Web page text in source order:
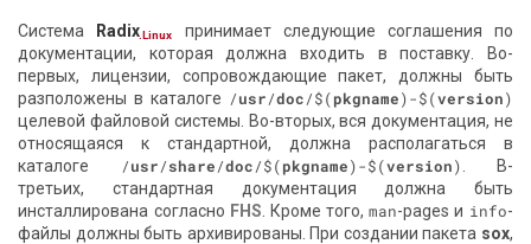
Система Radix.Linux
принимает следующие соглашения по
документации, которая должна входить в поставку. Во-
первых, лицензии, сопровождающие пакет, должны быть
разположены в каталоге /usr/doc/$(pkgname)-$(version)
целевой файловой системы. Во-вторых, вся документация, не
относящаяся к стандартной, должна располагаться в
каталоге
/usr/share/doc/$(pkgname)-$(version) . В-
третьих, стандартная документация должна быть
инсталлирована согласно FHS . Кроме того,man-pages и info-
файлы должны быть архивированы. При создании пакета sox,